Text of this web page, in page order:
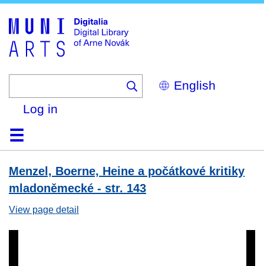
Select
your
Log in
HomeBrowse
Search
About
HelpContactDigitalia
Menzel, Boerne, Heine a počátkové kritiky
mladoněmecké - str. 143
View page detail